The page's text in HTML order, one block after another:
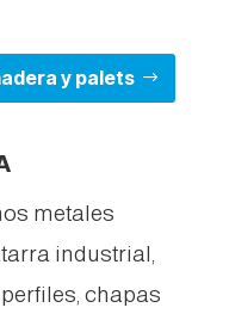
y palets
metales
industrial,
chapas